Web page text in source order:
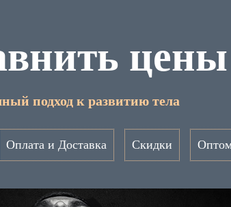
подход к развитию тела
Оплата и Доставка Скидки